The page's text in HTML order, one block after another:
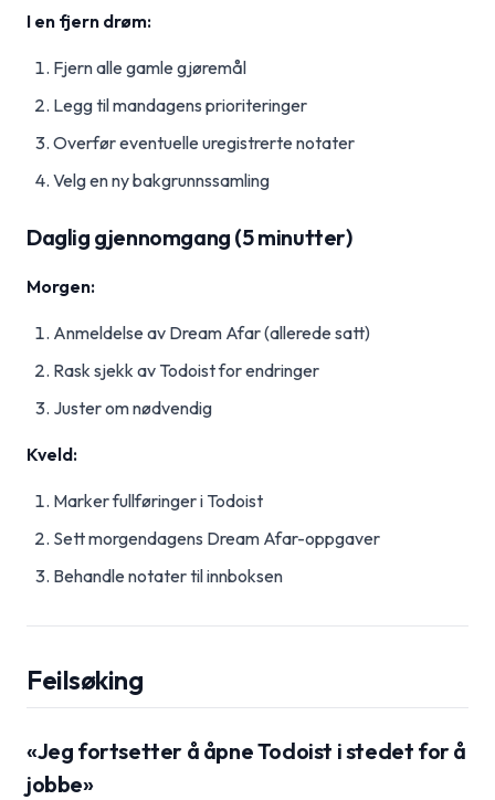
I en fjern drøm:
Fjern alle gamle gjøremål
Legg til mandagens prioriteringer
Overfør eventuelle uregistrerte notater
Velg en ny bakgrunnssamling
Daglig gjennomgang (5 minutter)
Morgen:
Anmeldelse av Dream Afar (allerede satt)
Rask sjekk av Todoist for endringer
Juster om nødvendig
Kveld:
Marker fullføringer i Todoist
Sett morgendagens Dream Afar-oppgaver
Behandle notater til innboksen
Feilsøking
«Jeg fortsetter å åpne Todoist i stedet for å
jobbe»